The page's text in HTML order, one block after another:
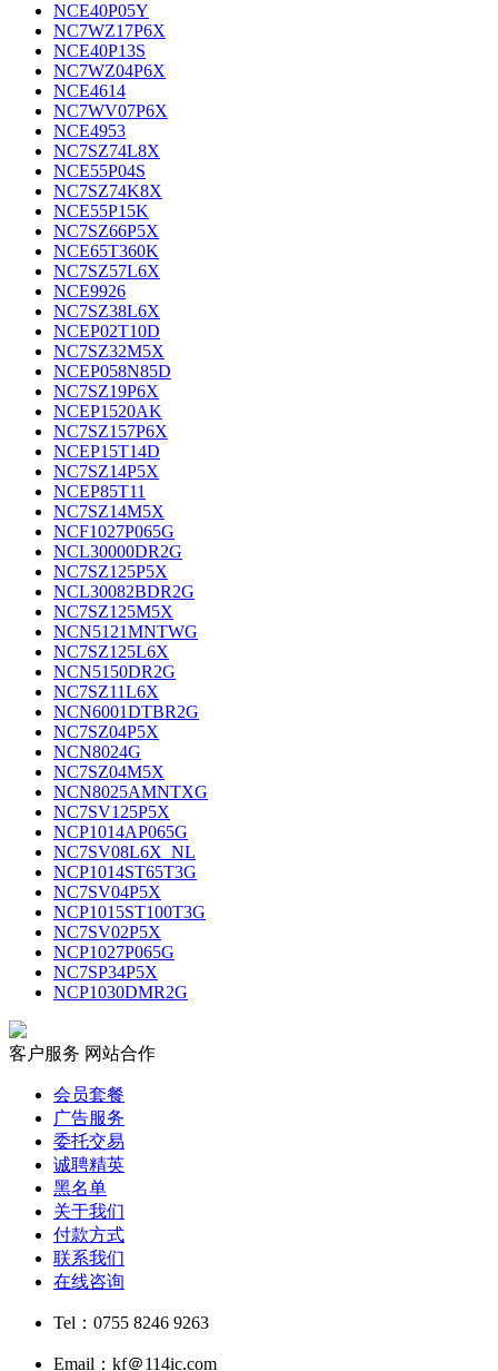
NCE40P05Y
NC7WZ17P6X
NCE40P13S
NC7WZ04P6X
NCE4614
NC7WV07P6X
NCE4953
NC7SZ74L8X
NCE55P04S
NC7SZ74K8X
NCE55P15K
NC7SZ66P5X
NCE65T360K
NC7SZ57L6X
NCE9926
NC7SZ38L6X
NCEP02T10D
NC7SZ32M5X
NCEP058N85D
NC7SZ19P6X
NCEP1520AK
NC7SZ157P6X
NCEP15T14D
NC7SZ14P5X
NCEP85T11
NC7SZ14M5X
NCF1027P065G
NCL30000DR2G
NC7SZ125P5X
NCL30082BDR2G
NC7SZ125M5X
NCN5121MNTWG
NC7SZ125L6X
NCN5150DR2G
NC7SZ11L6X
NCN6001DTBR2G
NC7SZ04P5X
NCN8024G
NC7SZ04M5X
NCN8025AMNTXG
NC7SV125P5X
NCP1014AP065G
NC7SV08L6X_NL
NCP1014ST65T3G
NC7SV04P5X
NCP1015ST100T3G
NC7SV02P5X
NCP1027P065G
NC7SP34P5X
NCP1030DMR2G
客户服务 网站合作
会员套餐
广告服务
委托交易
诚聘精英
黑名单
关于我们
付款方式
联系我们
在线咨询
Tel：0755 8246 9263
Email：kf＠114ic.com